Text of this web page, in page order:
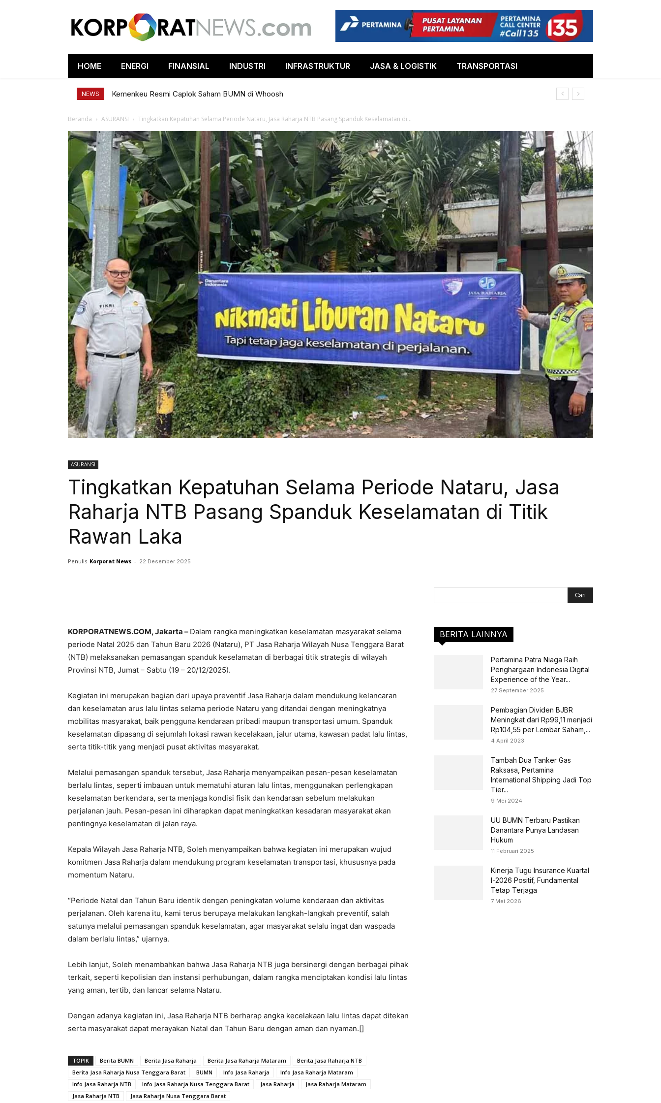
HOME ENERGI FINANSIAL INDUSTRI INFRASTRUKTUR JASA & LOGISTIK TRANSPORTASI
NEWS Kemenkeu Resmi Caplok Saham BUMN di Whoosh
Beranda ASURANSI Tingkatkan Kepatuhan Selama Periode Nataru, Jasa Raharja NTB Pasang Spanduk Keselamatan di...
ASURANSI
Tingkatkan Kepatuhan Selama Periode Nataru, Jasa
Raharja NTB Pasang Spanduk Keselamatan di Titik
Rawan Laka
Penulis Korporat News - 22 Desember 2025
KORPORATNEWS.COM, Jakarta – Dalam rangka meningkatkan keselamatan masyarakat selama
periode Natal 2025 dan Tahun Baru 2026 (Nataru), PT Jasa Raharja Wilayah Nusa Tenggara Barat
(NTB) melaksanakan pemasangan spanduk keselamatan di berbagai titik strategis di wilayah
Provinsi NTB, Jumat – Sabtu (19 – 20/12/2025).
Kegiatan ini merupakan bagian dari upaya preventif Jasa Raharja dalam mendukung kelancaran
dan keselamatan arus lalu lintas selama periode Nataru yang ditandai dengan meningkatnya
mobilitas masyarakat, baik pengguna kendaraan pribadi maupun transportasi umum. Spanduk
keselamatan dipasang di sejumlah lokasi rawan kecelakaan, jalur utama, kawasan padat lalu lintas,
serta titik-titik yang menjadi pusat aktivitas masyarakat.
Melalui pemasangan spanduk tersebut, Jasa Raharja menyampaikan pesan-pesan keselamatan
berlalu lintas, seperti imbauan untuk mematuhi aturan lalu lintas, menggunakan perlengkapan
keselamatan berkendara, serta menjaga kondisi fisik dan kendaraan sebelum melakukan
perjalanan jauh. Pesan-pesan ini diharapkan dapat meningkatkan kesadaran masyarakat akan
pentingnya keselamatan di jalan raya.
Kepala Wilayah Jasa Raharja NTB, Soleh menyampaikan bahwa kegiatan ini merupakan wujud
komitmen Jasa Raharja dalam mendukung program keselamatan transportasi, khususnya pada
momentum Nataru.
“Periode Natal dan Tahun Baru identik dengan peningkatan volume kendaraan dan aktivitas
perjalanan. Oleh karena itu, kami terus berupaya melakukan langkah-langkah preventif, salah
satunya melalui pemasangan spanduk keselamatan, agar masyarakat selalu ingat dan waspada
dalam berlalu lintas,” ujarnya.
Lebih lanjut, Soleh menambahkan bahwa Jasa Raharja NTB juga bersinergi dengan berbagai pihak
terkait, seperti kepolisian dan instansi perhubungan, dalam rangka menciptakan kondisi lalu lintas
yang aman, tertib, dan lancar selama Nataru.
Dengan adanya kegiatan ini, Jasa Raharja NTB berharap angka kecelakaan lalu lintas dapat ditekan
serta masyarakat dapat merayakan Natal dan Tahun Baru dengan aman dan nyaman.[]
TOPIK Berita BUMN Berita Jasa Raharja Berita Jasa Raharja Mataram
Berita Jasa Raharja NTB
Berita Jasa Raharja Nusa Tenggara Barat
BUMN Info Jasa Raharja
Info Jasa Raharja Mataram
Info Jasa Raharja NTB
Info Jasa Raharja Nusa Tenggara Barat Jasa Raharja
Jasa Raharja Mataram
Jasa Raharja NTB
Jasa Raharja Nusa Tenggara Barat
BERITA LAINNYA
Pertamina Patra Niaga Raih
Penghargaan Indonesia Digital
Experience of the Year...
27 September 2025
Pembagian Dividen BJBR
Meningkat dari Rp99,11 menjadi
Rp104,55 per Lembar Saham,...
4 April 2023
Tambah Dua Tanker Gas
Raksasa, Pertamina
International Shipping Jadi Top
Tier...
9 Mei 2024
UU BUMN Terbaru Pastikan
Danantara Punya Landasan
Hukum
11 Februari 2025
Kinerja Tugu Insurance Kuartal
I-2026 Positif, Fundamental
Tetap Terjaga
7 Mei 2026